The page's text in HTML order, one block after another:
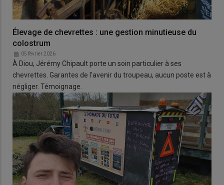
Élevage de chevrettes : une gestion minutieuse du
colostrum
05 février 2026
À Diou, Jérémy Chipault porte un soin particulier à ses
chevrettes. Garantes de l'avenir du troupeau, aucun poste est à
négliger. Témoignage.